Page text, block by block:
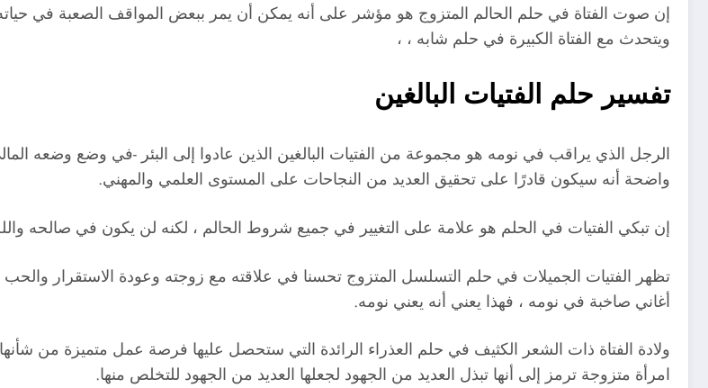
إن صوت الفتاة في حلم الحالم المتزوج هو مؤشر على أنه يمكن أن يمر ببعض المواقف الصعبة في
ويتحدث مع الفتاة الكبيرة في حلم شابه ، ،
تفسير حلم الفتيات البالغين
الرجل الذي يراقب في نومه هو مجموعة من الفتيات البالغين الذين عادوا إلى البئر -في وضع وضعه
واضحة أنه سيكون قادرًا على تحقيق العديد من النجاحات على المستوى العلمي والمهني.
إن تبكي الفتيات في الحلم هو علامة على التغيير في جميع شروط الحالم ، لكنه لن يكون في
تظهر الفتيات الجميلات في حلم التسلسل المتزوج تحسنا في علاقته مع زوجته وعودة الاستقرار
أغاني صاخبة في نومه ، فهذا يعني أنه يعني نومه.
ولادة الفتاة ذات الشعر الكثيف في حلم العذراء الرائدة التي ستحصل عليها فرصة عمل متميزة من
امرأة متزوجة ترمز إلى أنها تبذل العديد من الجهود لجعلها العديد من الجهود للتخلص منها.